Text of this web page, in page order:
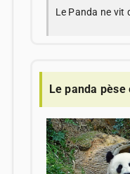
Le Panda ne vit
Le panda